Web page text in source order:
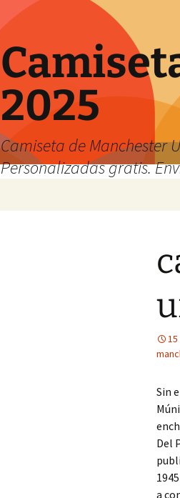
2025
Camiseta de Manchester
Personalizadas gratis.
Sin
Del
a